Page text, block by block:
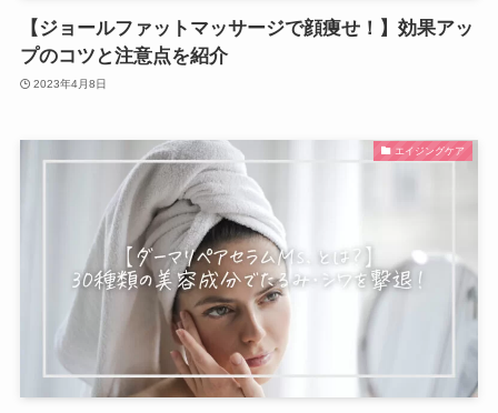
【ジョールファットマッサージで顔痩せ！】効果アッ
プのコツと注意点を紹介
2023年4月8日
エイジングケア